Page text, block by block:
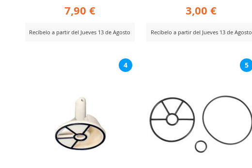
7,90 €
Recíbelo a partir del Jueves 13 de Agosto
3,00 €
Recíbelo a partir del Jueves 13 de Agosto
4 5